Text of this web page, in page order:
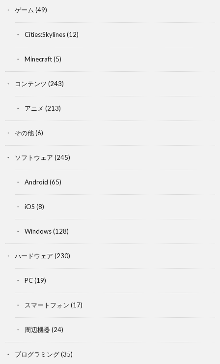
ゲーム (49)
Cities:Skylines(12)
Minecraft(5)
コンテンツ (243)
アニメ (213)
その他(6)
ソフトウェア (245)
Android (65)
iOS (8)
Windows(128)
ハードウェア (230)
PC(19)
スマートフォン (17)
周辺機器 (24)
プログラミング(35)